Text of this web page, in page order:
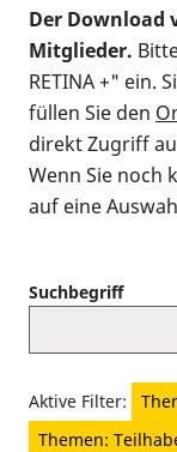
Der Download
Mitglieder.
RETINA +" ein.
füllen Sie den
direkt Zugriff
Wenn Sie noch
auf eine
Suchbegriff
Aktive Filter:
Themen: